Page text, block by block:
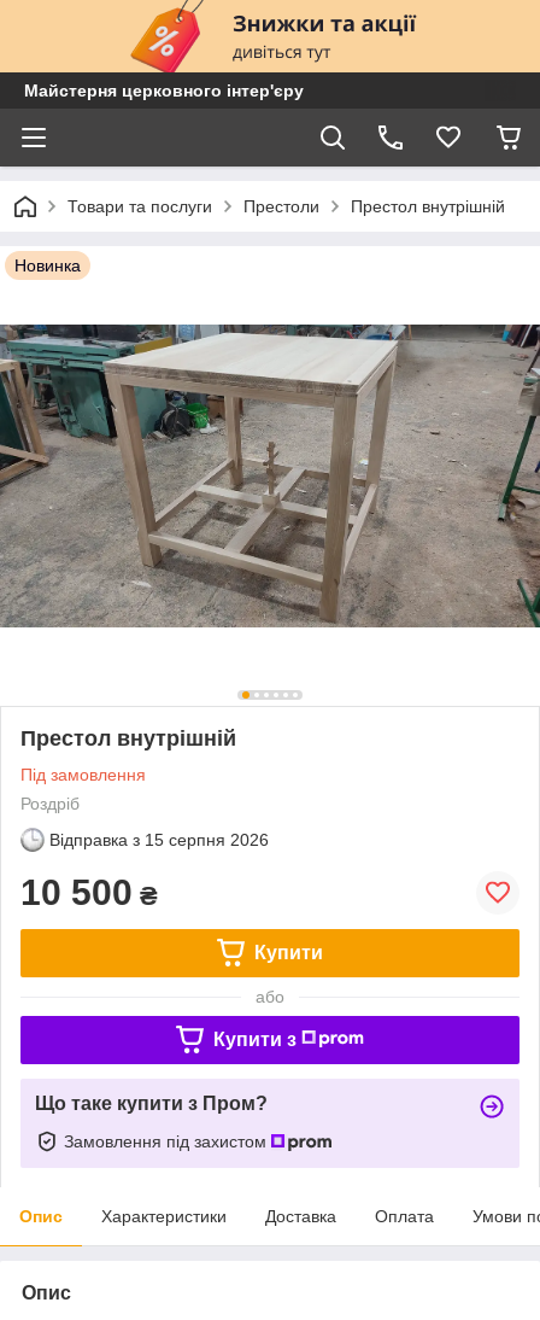
Майстерня церковного інтер'єру
Товари та послуги Престоли Престол внутрішній
Новинка
Престол внутрішній
Під замовлення
Роздріб
Відправка з 15 серпня 2026
10 500 ₴
Купити
або
Купити з
Що таке купити з Пром?
Замовлення під захистом
Опис Характеристики Доставка Оплата Умови
Опис